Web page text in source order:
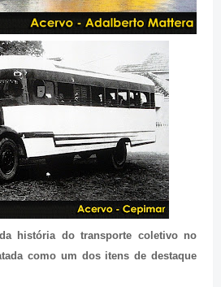
história do transporte coletivo no
como um dos itens de destaque